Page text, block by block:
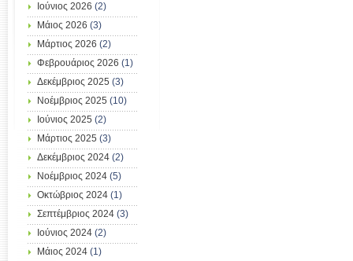
Ιούνιος 2026 (2)
Μάιος 2026 (3)
Μάρτιος 2026 (2)
Φεβρουάριος 2026 (1)
Δεκέμβριος 2025 (3)
Νοέμβριος 2025 (10)
Ιούνιος 2025 (2)
Μάρτιος 2025 (3)
Δεκέμβριος 2024 (2)
Νοέμβριος 2024 (5)
Οκτώβριος 2024 (1)
Σεπτέμβριος 2024 (3)
Ιούνιος 2024 (2)
Μάιος 2024 (1)